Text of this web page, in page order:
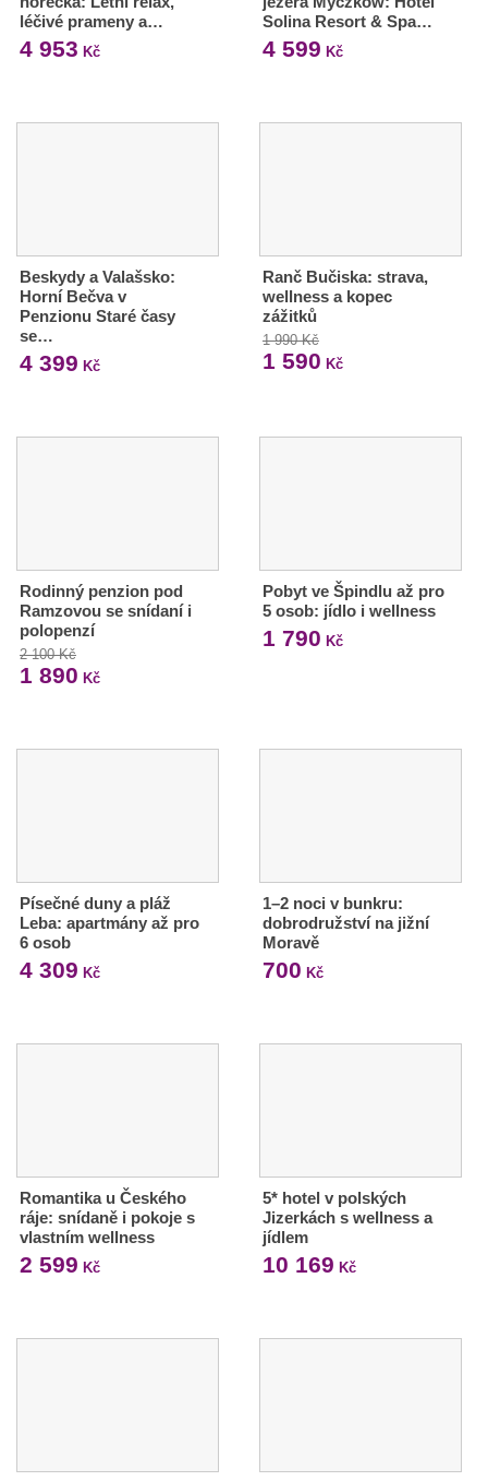
léčivé prameny a…
4 953 Kč
Solina Resort & Spa…
4 599 Kč
Beskydy a Valašsko:
Horní Bečva v
Penzionu Staré časy
se…
4 399 Kč
Ranč Bučiska: strava,
wellness a kopec
zážitků
1 990 Kč
1 590 Kč
Rodinný penzion pod
Ramzovou se snídaní i
polopenzí
2 100 Kč
1 890 Kč
Pobyt ve Špindlu až pro
5 osob: jídlo i wellness
1 790 Kč
Písečné duny a pláž
Leba: apartmány až pro
6 osob
4 309 Kč
1–2 noci v bunkru:
dobrodružství na jižní
Moravě
700 Kč
Romantika u Českého
ráje: snídaně i pokoje s
vlastním wellness
2 599 Kč
5* hotel v polských
Jizerkách s wellness a
jídlem
10 169 Kč